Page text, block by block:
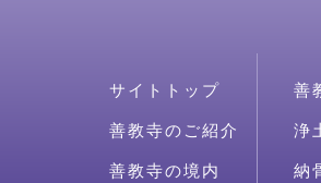
サイトトップ
善教寺のご紹介
善教寺の境内
善
浄
納